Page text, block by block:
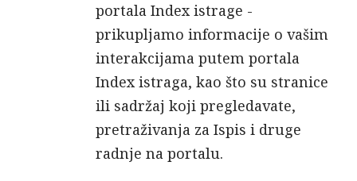
portala Index istrage -
prikupljamo informacije o vašim
interakcijama putem portala
Index istraga, kao što su stranice
ili sadržaj koji pregledavate,
pretraživanja za Ispis i druge
radnje na portalu.